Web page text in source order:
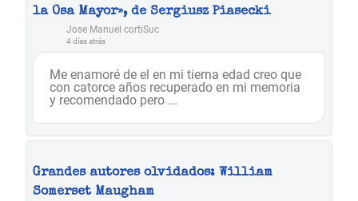
la Osa Mayor», de Sergiusz Piasecki
Jose Manuel cortiSuc
4 días atrás
Me enamoré de el en mi tierna edad creo que
con catorce años recuperado en mi memoria
y recomendado pero ...
Grandes autores olvidados: William
Somerset Maugham